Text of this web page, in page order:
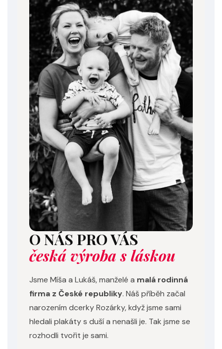
O NÁS PRO VÁS
česká výroba s láskou
Jsme Míša a Lukáš, manželé a malá rodinná
firma z České republiky. Náš příběh začal
narozením dcerky Rozárky, když jsme sami
hledali plakáty s duší a nenašli je. Tak jsme se
rozhodli tvořit je sami.